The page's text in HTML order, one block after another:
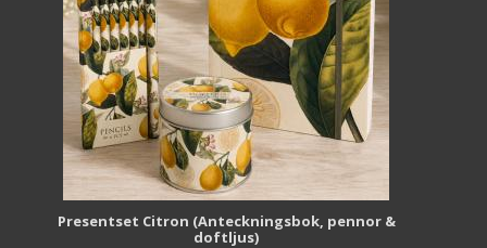
Presentset Citron (Anteckningsbok, pennor &
doftljus)